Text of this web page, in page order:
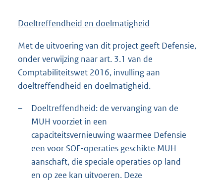
Doeltreffendheid en doelmatigheid
Met de uitvoering van dit project geeft Defensie,
onder verwijzing naar art. 3.1 van de
Comptabiliteitswet 2016, invulling aan
doeltreffendheid en doelmatigheid.
–
Doeltreffendheid: de vervanging van de
MUH voorziet in een
capaciteitsvernieuwing waarmee Defensie
een voor SOF-operaties geschikte MUH
aanschaft, die speciale operaties op land
en op zee kan uitvoeren. Deze